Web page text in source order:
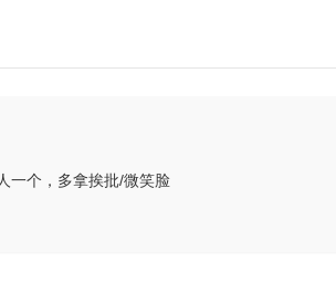
一个，多拿挨批/微笑脸